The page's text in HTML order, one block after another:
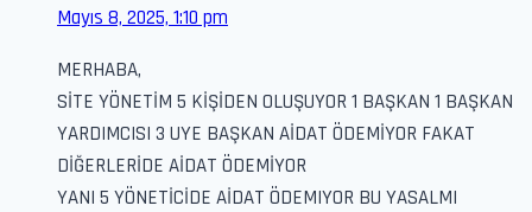
Mayıs 8, 2025, 1:10 pm
MERHABA,
SİTE YÖNETİM 5 KİŞİDEN OLUŞUYOR 1 BAŞKAN 1 BAŞKAN
YARDIMCISI 3 UYE BAŞKAN AİDAT ÖDEMİYOR FAKAT
DİĞERLERİDE AİDAT ÖDEMİYOR
YANI 5 YÖNETİCİDE AİDAT ÖDEMIYOR BU YASALMI